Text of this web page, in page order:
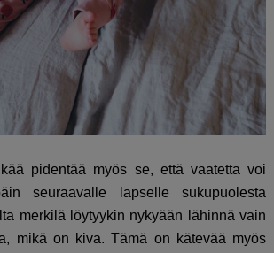
pidentää myös se, että vaatetta voi
seuraavalle lapselle sukupuolesta
merkilä löytyykin nykyään lähinnä vain
mikä on kiva. Tämä on kätevää myös